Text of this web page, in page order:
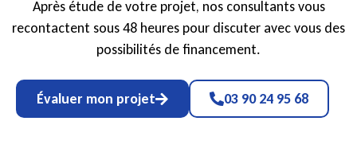
Après étude de votre projet, nos consultants vous
recontactent sous 48 heures pour discuter avec vous des
possibilités de financement.
Évaluer mon projet 03 90 24 95 68